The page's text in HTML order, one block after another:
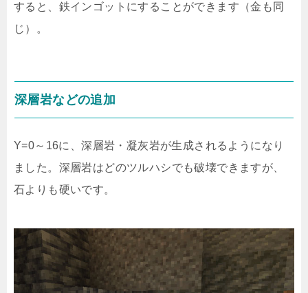
すると、鉄インゴットにすることができます（金も同
じ）。
深層岩などの追加
Y=0～16に、深層岩・凝灰岩が生成されるようになり
ました。深層岩はどのツルハシでも破壊できますが、
石よりも硬いです。